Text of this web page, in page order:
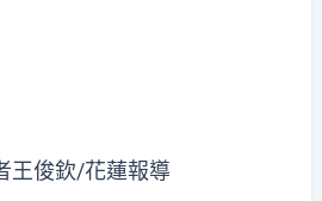
王俊欽/花蓮報導